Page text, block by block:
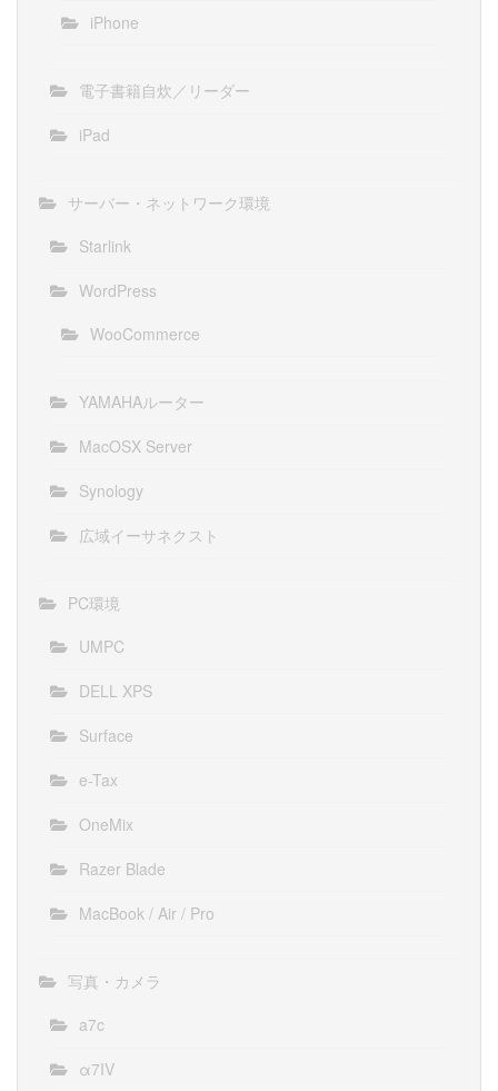
iPhone
電子書籍自炊／リーダー
iPad
サーバー・ネットワーク環境
Starlink
WordPress
WooCommerce
YAMAHAルーター
MacOSX Server
Synology
広域イーサネクスト
PC環境
UMPC
DELL XPS
Surface
e-Tax
OneMix
Razer Blade
MacBook / Air / Pro
写真・カメラ
a7c
α7IV